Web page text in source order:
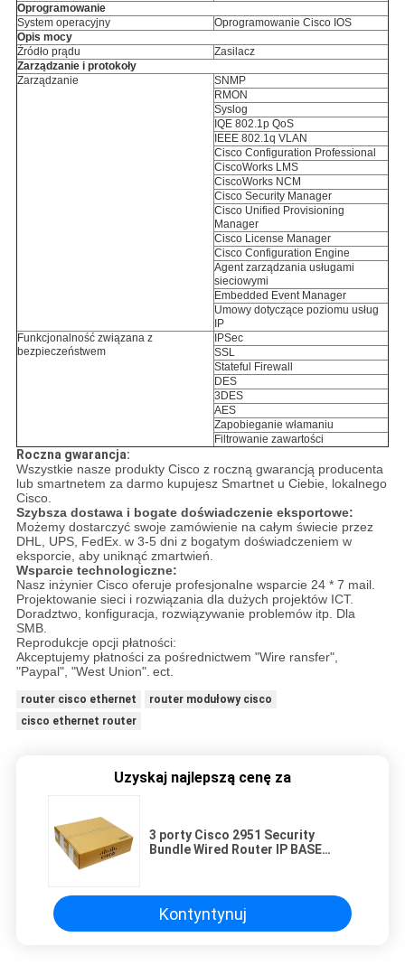
Oprogramowanie
System operacyjny
Oprogramowanie Cisco IOS
Opis mocy
Źródło prądu
Zasilacz
Zarządzanie i protokoły
Zarządzanie
SNMP
RMON
Syslog
IQE 802.1p QoS
IEEE 802.1q VLAN
Cisco Configuration Professional
CiscoWorks LMS
CiscoWorks NCM
Cisco Security Manager
Cisco Unified Provisioning
Manager
Cisco License Manager
Cisco Configuration Engine
Agent zarządzania usługami
sieciowymi
Embedded Event Manager
Umowy dotyczące poziomu usług
IP
Funkcjonalność związana z
bezpieczeństwem
IPSec
SSL
Stateful Firewall
DES
3DES
AES
Zapobieganie włamaniu
Filtrowanie zawartości
Roczna gwarancja:
Wszystkie nasze produkty Cisco z roczną gwarancją producenta
lub smartnetem za darmo kupujesz Smartnet u Ciebie, lokalnego
Cisco.
Szybsza dostawa i bogate doświadczenie eksportowe:
Możemy dostarczyć swoje zamówienie na całym świecie przez
DHL, UPS, FedEx. w 3-5 dni z bogatym doświadczeniem w
eksporcie, aby uniknąć zmartwień.
Wsparcie technologiczne:
Nasz inżynier Cisco oferuje profesjonalne wsparcie 24 * 7 mail.
Projektowanie sieci i rozwiązania dla dużych projektów ICT.
Doradztwo, konfiguracja, rozwiązywanie problemów itp. Dla
SMB.
Reprodukcje opcji płatności:
Akceptujemy płatności za pośrednictwem "Wire ransfer",
"Paypal", "West Union". ect.
router cisco ethernet
router modułowy cisco
cisco ethernet router
Uzyskaj najlepszą cenę za
3 porty Cisco 2951 Security
Bundle Wired Router IP BASE
Kontyntynuj